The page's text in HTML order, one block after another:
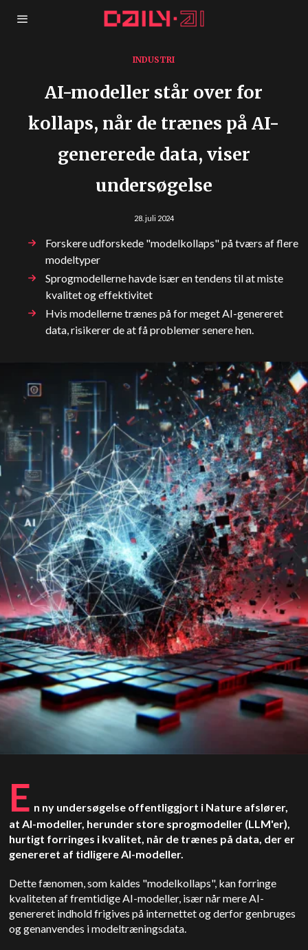
INDUSTRI
AI-modeller står over for
kollaps, når de trænes på AI-
genererede data, viser
undersøgelse
28. juli 2024
Forskere udforskede "modelkollaps" på tværs af flere
modeltyper
Sprogmodellerne havde især en tendens til at miste
kvalitet og effektivitet
Hvis modellerne trænes på for meget AI-genereret
data, risikerer de at få problemer senere hen.
E n ny undersøgelse offentliggjort i Nature afslører,
at AI-modeller, herunder store sprogmodeller (LLM'er),
hurtigt forringes i kvalitet, når de trænes på data, der er
genereret af tidligere AI-modeller.
Dette fænomen, som kaldes "modelkollaps", kan forringe
kvaliteten af fremtidige AI-modeller, især når mere AI-
genereret indhold frigives på internettet og derfor genbruges
og genanvendes i modeltræningsdata.